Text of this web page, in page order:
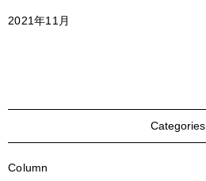
2021年11月
Categories
Column